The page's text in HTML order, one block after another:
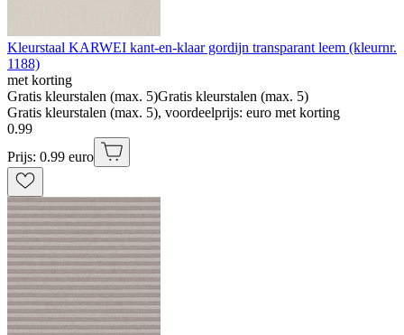
Kleurstaal KARWEI kant-en-klaar gordijn transparant leem (kleurnr.
1188)
met korting
Gratis kleurstalen (max. 5)Gratis kleurstalen (max. 5)
Gratis kleurstalen (max. 5), voordeelprijs: euro met korting
0.99
Prijs: 0.99 euro